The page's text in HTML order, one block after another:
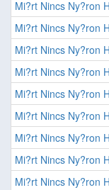
Mi?rt Nincs Ny?ron
Mi?rt Nincs Ny?ron
Mi?rt Nincs Ny?ron
Mi?rt Nincs Ny?ron
Mi?rt Nincs Ny?ron
Mi?rt Nincs Ny?ron
Mi?rt Nincs Ny?ron
Mi?rt Nincs Ny?ron
Mi?rt Nincs Ny?ron